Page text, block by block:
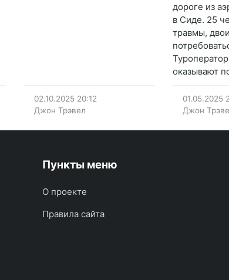
02.10.2025 20:12
Джон Трэвел
дороге из
в Сиде. 25
травмы,
оказывают
01.05.2025
Джон
Пункты меню
О проекте
Правила сайта